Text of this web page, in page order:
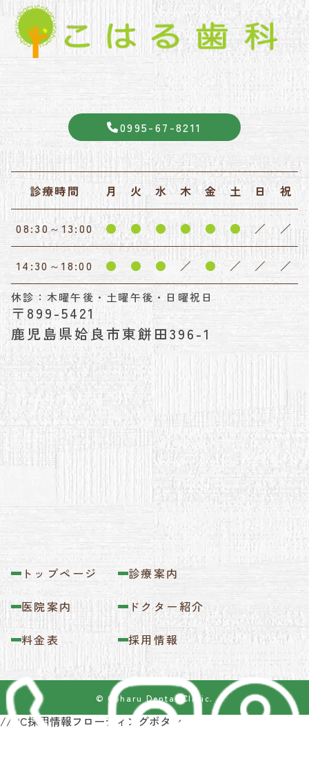
0995-67-8211
診療時間 月 火 水 木 金 土 日 祝
08:30～13:00 ● ● ● ● ● ● ／ ／
14:30～18:00 ● ● ● ／ ● ／ ／ ／
休診：木曜午後・土曜午後・日曜祝日
〒899-5421
鹿児島県姶良市東餅田396-1
トップページ
診療案内
医院案内
ドクター紹介
料金表
採用情報
© Coharu Dental Clinic.
//PC採用情報フローティングボタン